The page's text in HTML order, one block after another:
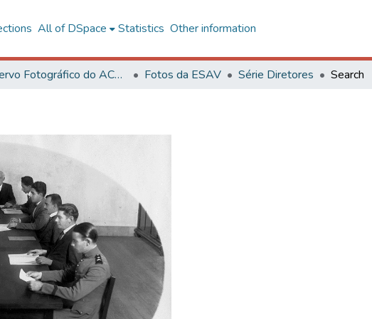
All of DSpace Statistics Other information
Acervo Fotográfico do ACH-UFV Fotos da ESAV Série Diretores Search